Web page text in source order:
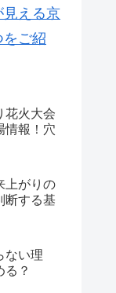
見える京
ご紹
花火大会
情報！穴
上がりの
断する基
ない理
る？